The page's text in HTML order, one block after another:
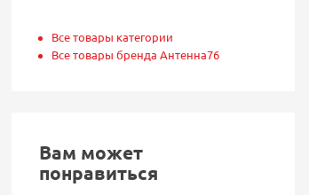
Все товары категории
Все товары бренда Антенна76
Вам может
понравиться